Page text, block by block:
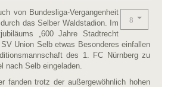
von Bundesliga-Vergangenheit
das Selber Waldstadion. Im
„600 Jahre Stadtrecht
Union Selb etwas Besonderes einfallen
des 1. FC Nürnberg zu
nach Selb eingeladen.
fanden trotz der außergewöhnlich hohen